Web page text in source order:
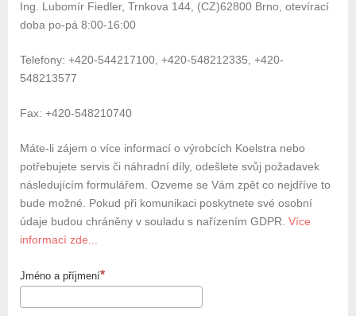
Ing. Lubomír Fiedler, Trnkova 144, (CZ)62800 Brno, otevírací
doba po-pá 8:00-16:00
Telefony: +420-544217100, +420-548212335, +420-
548213577
Fax: +420-548210740
Máte-li zájem o více informací o výrobcích Koelstra nebo
potřebujete servis či náhradní díly, odešlete svůj požadavek
následujícím formulářem. Ozveme se Vám zpět co nejdříve to
bude možné. Pokud při komunikaci poskytnete své osobní
údaje budou chráněny v souladu s nařízením GDPR. Více
informací zde...
Jméno a příjmení